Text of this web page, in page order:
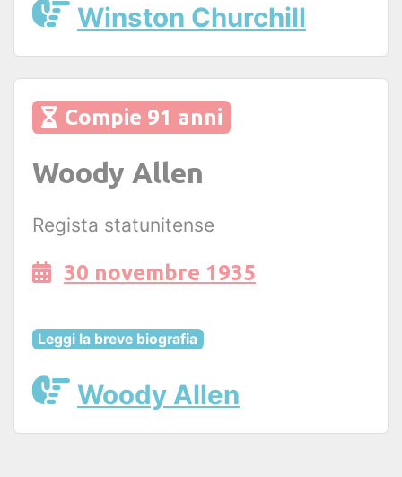
Winston Churchill
Compie 91 anni
Woody Allen
Regista statunitense
30 novembre 1935
Leggi la breve biografia
Woody Allen